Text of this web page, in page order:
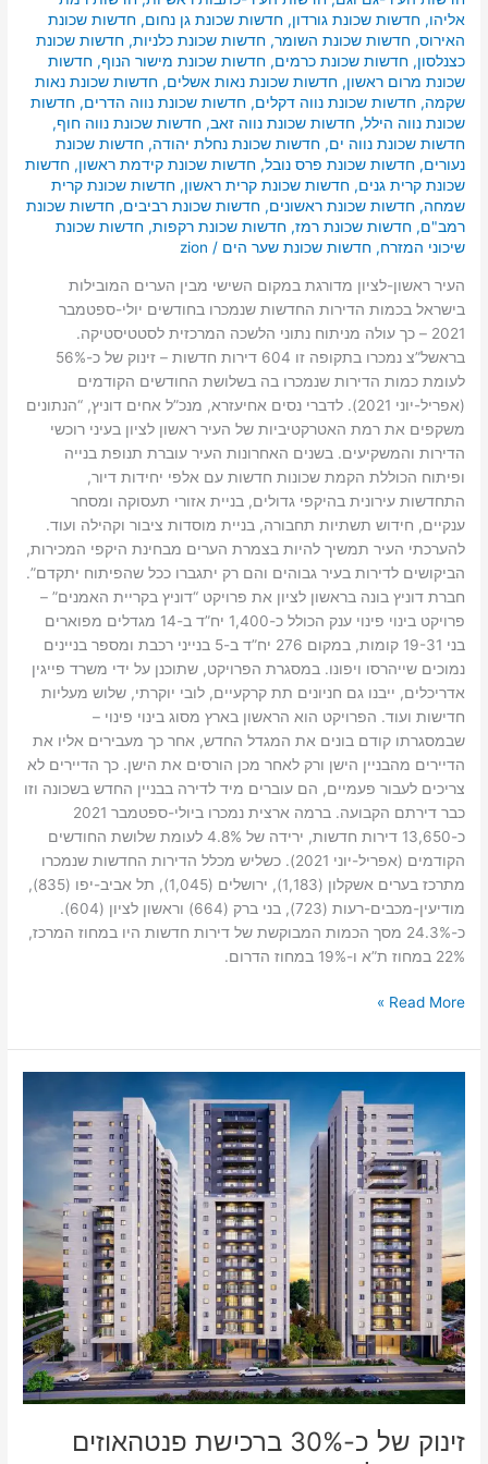
אליהו,חדשות שכונת גורדון,חדשות שכונת גן נחום,חדשות שכונת
האירוס,חדשות שכונת השומר,חדשות שכונת כלניות,חדשות שכונת
כצנלסון,חדשות שכונת כרמים,חדשות שכונת מישור הנוף,חדשות
שכונת מרום ראשון,חדשות שכונת נאות אשלים,חדשות שכונת נאות
שקמה,חדשות שכונת נווה דקלים,חדשות שכונת נווה הדרים,חדשות
שכונת נווה הילל,חדשות שכונת נווה זאב,חדשות שכונת נווה חוף,
חדשות שכונת נווה ים,חדשות שכונת נחלת יהודה,חדשות שכונת
נעורים,חדשות שכונת פרס נובל,חדשות שכונת קידמת ראשון,חדשות
שכונת קרית גנים,חדשות שכונת קרית ראשון,חדשות שכונת קרית
שמחה,חדשות שכונת ראשונים,חדשות שכונת רביבים,חדשות שכונת
רמב"ם,חדשות שכונת רמז,חדשות שכונת רקפות,חדשות שכונת
שיכוני המזרח,חדשות שכונת שער הים /
zion
העיר ראשון-לציון מדורגת במקום השישי מבין הערים המובילות
בישראל בכמות הדירות החדשות שנמכרו בחודשים יולי-ספטמבר
2021 – כך עולה מניתוח נתוני הלשכה המרכזית לסטטיסטיקה.
בראשל”צ נמכרו בתקופה זו 604 דירות חדשות – זינוק של כ-56%
לעומת כמות הדירות שנמכרו בה בשלושת החודשים הקודמים
(אפריל-יוני 2021). לדברי נסים אחיעזרא, מנכ”ל אחים דוניץ, “הנתונים
משקפים את רמת האטרקטיביות של העיר ראשון לציון בעיני רוכשי
הדירות והמשקיעים. בשנים האחרונות העיר עוברת תנופת בנייה
ופיתוח הכוללת הקמת שכונות חדשות עם אלפי יחידות דיור,
התחדשות עירונית בהיקפי גדולים, בניית אזורי תעסוקה ומסחר
ענקיים, חידוש תשתיות תחבורה, בניית מוסדות ציבור וקהילה ועוד.
להערכתי העיר תמשיך להיות בצמרת הערים מבחינת היקפי המכירות,
הביקושים לדירות בעיר גבוהים והם רק יתגברו ככל שהפיתוח יתקדם”.
חברת דוניץ בונה בראשון לציון את פרויקט “דוניץ בקריית האמנים” –
פרויקט בינוי פינוי ענק הכולל כ-1,400 יח”ד ב-14 מגדלים מפוארים
בני 19-31 קומות, במקום 276 יח”ד ב-5 בנייני רכבת ומספר בניינים
נמוכים שייהרסו ויפונו. במסגרת הפרויקט, שתוכנן על ידי משרד פייגין
אדריכלים, ייבנו גם חניונים תת קרקעיים, לובי יוקרתי, שלוש מעליות
חדישות ועוד. הפרויקט הוא הראשון בארץ מסוג בינוי פינוי –
שבמסגרתו קודם בונים את המגדל החדש, אחר כך מעבירים אליו את
הדיירים מהבניין הישן ורק לאחר מכן הורסים את הישן. כך הדיירים לא
צריכים לעבור פעמיים, הם עוברים מיד לדירה בבניין החדש בשכונה וזו
כבר דירתם הקבועה. ברמה ארצית נמכרו ביולי-ספטמבר 2021
כ-13,650 דירות חדשות, ירידה של 4.8% לעומת שלושת החודשים
הקודמים (אפריל-יוני 2021). כשליש מכלל הדירות החדשות שנמכרו
מתרכז בערים אשקלון (1,183), ירושלים (1,045), תל אביב-יפו (835),
מודיעין-מכבים-רעות (723), בני ברק (664) וראשון לציון (604).
כ-24.3% מסך הכמות המבוקשת של דירות חדשות היו במחוז המרכז,
22% במחוז ת”א ו-19% במחוז הדרום.
Read More »
זינוק של כ-30% ברכישת פנטהאוזים
ברכישת
פנטהאוזים
בראשון
למרות
תקופת
הקורונה